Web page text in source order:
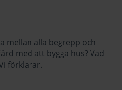
mellan alla begrepp och
med att bygga hus? Vad
förklarar.